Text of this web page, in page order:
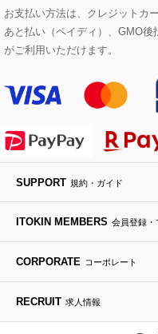
eur3
Maison de CINQ
MK MICHEL KLEIN
HIROKO KOSHINO
セットアップワンピー
ステンカラーコート
ライダースジャケット
デニムジャケット
ダウンジャケット・コ
ヘアアクセサリー
ハンカチ・バンダナ
手袋
チャーム・ストラップ
ブローチ・コサージュ
ボストンバッグ
バックパック・リュ
ボディバッグ・メッ
トラベルバッグ
スニーカー
フラットシューズ
ローファー
ドレスシューズ
ローズ
カサブランカ・カラー
ラナンキュラス
ポプリアレンジ＆フレ
お支払い方法は、クレジットカ
あと払い（ペイディ）、GMO後
がご利用いただけます。
SUPPORT 規約・ガイド
ITOKIN MEMBERS 会員登録・
CORPORATE コーポレート
RECRUIT 求人情報